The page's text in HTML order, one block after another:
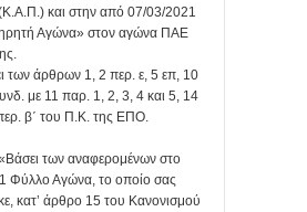
και στην από 07/03/2021
Αγώνα» στον αγώνα ΠΑΕ
των άρθρων 1, 2 περ. ε, 5 επ, 10
με 11 παρ. 1, 2, 3, 4 και 5, 14
β΄ του Π.Κ. της ΕΠΟ.
των αναφερομένων στο
Φύλλο Αγώνα, το οποίο σας
κατ’ άρθρο 15 του Κανονισμού